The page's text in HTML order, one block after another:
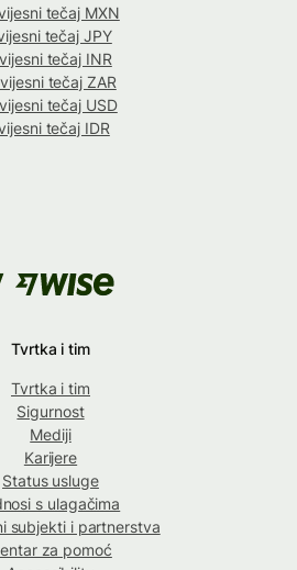
tečaj MXN
tečaj JPY
tečaj INR
tečaj ZAR
tečaj USD
tečaj IDR
Tvrtka i tim
Tvrtka i tim
Sigurnost
Mediji
Karijere
Status usluge
s ulagačima
subjekti i partnerstva
za pomoć